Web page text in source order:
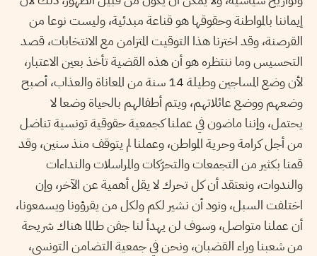
إيماننا بالمواطنة وحقوقها هو قناعة مبدئية، وليست نوعا من
القرصنة، وقد اخترنا هذا التوقيت المتزامن مع الانتخابات، قصد
التحسيس وما ننتظره هو أن هذه القضية تأخذ بعين الاعتبار،
لأن وضع المساجين وطيلة 14 سنة من المعاناة والعذاب، أصبح
وضعهم ووضع عائلاتهم، ويتم أطفالهم بالحياة وضعا لا
يحتمل، وإننا ماضون في عملنا كجمعية حقوقية تونسية تناضل
من أجل كرامة وحرية المواطن، وعملنا لم يتوقف منذ سنين، وقد
قمنا بكثير من التجمعات والتحرّكات والمراسلات والنداءات
والندوات، ونعتقد أن كل تحرك لا يقل أهمية عن الآخر، وإن
اختلفت السبل، ونود أن نشير لكم ولكل من يقرؤونا ويسمعونا،
أن عملنا متواصل، وسوف لن يهدأ لنا جفن طالما هناك شريحة
من شعبنا وراء القضبان، ونحن في جمعية التضامن التونسي،